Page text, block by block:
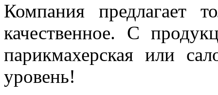
Компания предлагает
качественное. С
парикмахерская или
уровень!